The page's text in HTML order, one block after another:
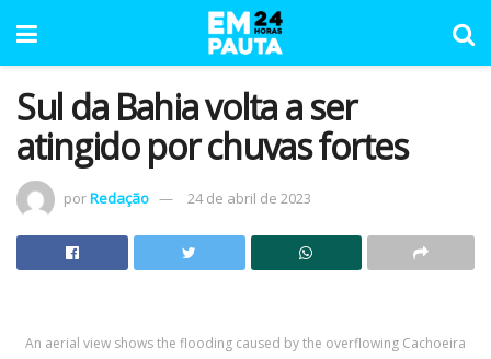
Sul da Bahia volta a ser
atingido por chuvas fortes
porRedação 24 de abril de 2023
An aerial view shows the flooding caused by the overflowing Cachoeira